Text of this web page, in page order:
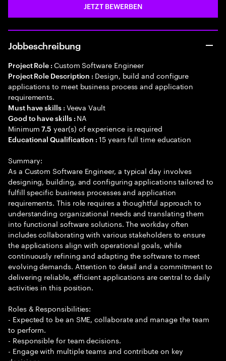
JETZT BEWERBEN
Jobbeschreibung
Project Role : Custom Software Engineer
Project Role Description : Design, build and configure
applications to meet business process and application
requirements.
Must have skills : Veeva Vault
Good to have skills : NA
Minimum7.5 year(s) of experience is required
Educational Qualification :15 years full time education
Summary:
As a Custom Software Engineer, a typical day involves
designing, building, and configuring applications tailored to
fulfill specific business processes and application
requirements. This role requires a thoughtful approach to
understanding organizational needs and translating them
into functional software solutions. The workday often
includes collaborating with various stakeholders to ensure
the applications align with operational goals, while
continuously refining and adapting the software to meet
evolving demands. Attention to detail and a commitment to
delivering reliable, efficient applications are central to daily
activities in this position.
Roles & Responsibilities:
- Expected to be an SME, collaborate and manage the team
to perform.
- Responsible for team decisions.
- Engage with multiple teams and contribute on key